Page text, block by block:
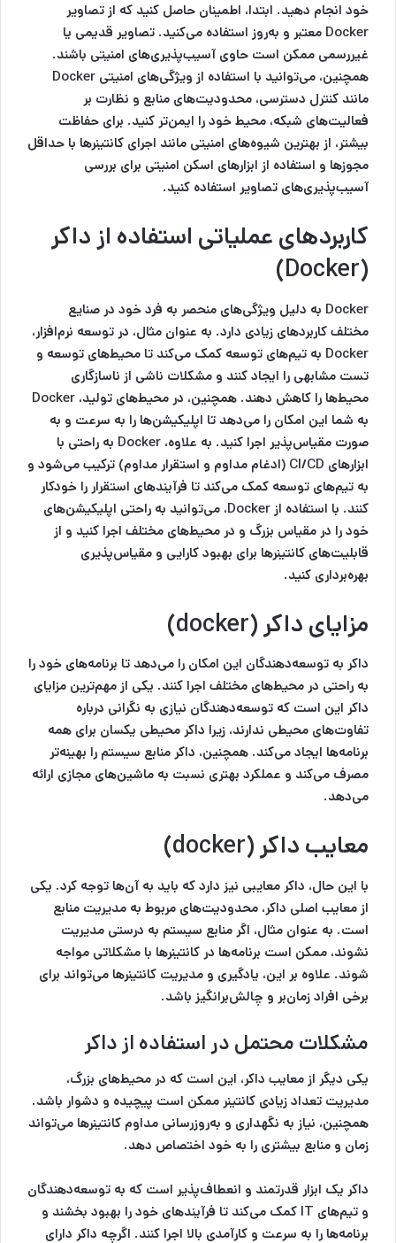
خود انجام دهید. ابتدا، اطمینان حاصل کنید که از تصاویر
Docker معتبر و به‌روز استفاده می‌کنید. تصاویر قدیمی یا
غیررسمی ممکن است حاوی آسیب‌پذیری‌های امنیتی باشند.
همچنین، می‌توانید با استفاده از ویژگی‌های امنیتی Docker
مانند کنترل دسترسی، محدودیت‌های منابع و نظارت بر
فعالیت‌های شبکه، محیط خود را ایمن‌تر کنید. برای حفاظت
بیشتر، از بهترین شیوه‌های امنیتی مانند اجرای کانتینرها با حداقل
مجوزها و استفاده از ابزارهای اسکن امنیتی برای بررسی
آسیب‌پذیری‌های تصاویر استفاده کنید.
کاربردهای عملیاتی استفاده از داکر
(Docker
)
Docker به دلیل ویژگی‌های منحصر به فرد خود در صنایع
مختلف کاربردهای زیادی دارد. به عنوان مثال، در توسعه نرم‌افزار،
Docker به تیم‌های توسعه کمک می‌کند تا محیط‌های توسعه و
تست مشابهی را ایجاد کنند و مشکلات ناشی از ناسازگاری
محیط‌ها را کاهش دهند. همچنین، در محیط‌های تولید، Docker
به شما این امکان را می‌دهد تا اپلیکیشن‌ها را به سرعت و به
صورت مقیاس‌پذیر اجرا کنید. به علاوه، Docker به راحتی با
ابزارهای CI/CD (ادغام مداوم و استقرار مداوم) ترکیب می‌شود و
به تیم‌های توسعه کمک می‌کند تا فرآیندهای استقرار را خودکار
کنند. با استفاده از Docker، می‌توانید به راحتی اپلیکیشن‌های
خود را در مقیاس بزرگ و در محیط‌های مختلف اجرا کنید و از
قابلیت‌های کانتینرها برای بهبود کارایی و مقیاس‌پذیری
بهره‌برداری کنید.
مزایای داکر (docker)
داکر به توسعه‌دهندگان این امکان را می‌دهد تا برنامه‌های خود را
به راحتی در محیط‌های مختلف اجرا کنند. یکی از مهم‌ترین مزایای
داکر این است که توسعه‌دهندگان نیازی به نگرانی درباره
تفاوت‌های محیطی ندارند، زیرا داکر محیطی یکسان برای همه
برنامه‌ها ایجاد می‌کند. همچنین، داکر منابع سیستم را بهینه‌تر
مصرف می‌کند و عملکرد بهتری نسبت به ماشین‌های مجازی ارائه
می‌دهد.
معایب داکر(docker)
با این حال، داکر معایبی نیز دارد که باید به آن‌ها توجه کرد. یکی
از معایب اصلی داکر، محدودیت‌های مربوط به مدیریت منابع
است. به عنوان مثال، اگر منابع سیستم به درستی مدیریت
نشوند، ممکن است برنامه‌ها در کانتینرها با مشکلاتی مواجه
شوند. علاوه بر این، یادگیری و مدیریت کانتینرها می‌تواند برای
برخی افراد زمان‌بر و چالش‌برانگیز باشد.
مشکلات محتمل در استفاده از داکر
یکی دیگر از معایب داکر، این است که در محیط‌های بزرگ،
مدیریت تعداد زیادی کانتینر ممکن است پیچیده و دشوار باشد.
همچنین، نیاز به نگهداری و به‌روزرسانی مداوم کانتینرها می‌تواند
زمان و منابع بیشتری را به خود اختصاص دهد.
داکر یک ابزار قدرتمند و انعطاف‌پذیر است که به توسعه‌دهندگان
و تیم‌های IT کمک می‌کند تا فرآیندهای خود را بهبود بخشند و
برنامه‌ها را به سرعت و کارآمدی بالا اجرا کنند. اگرچه داکر دارای